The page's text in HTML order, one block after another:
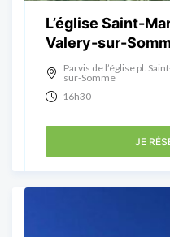
L’église Saint-
Valery-sur-
Parvis de l’église pl.
sur-Somme
16h30
JE